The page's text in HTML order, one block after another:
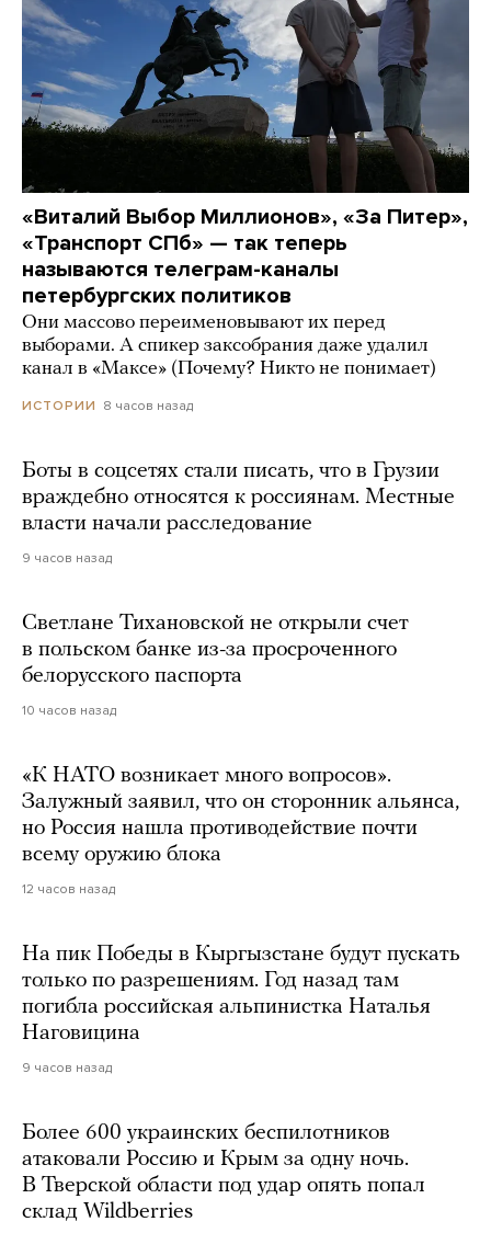
«Виталий Выбор Миллионов», «За Питер»,
«Транспорт СПб» — так теперь
называются телеграм-каналы
петербургских политиков
Они массово переименовывают их перед
выборами. А спикер заксобрания даже удалил
канал в «Максе» (Почему? Никто не понимает)
ИСТОРИИ 8 часов назад
Боты в соцсетях стали писать, что в Грузии
враждебно относятся к россиянам. Местные
власти начали расследование
9 часов назад
Светлане Тихановской не открыли счет
в польском банке из-за просроченного
белорусского паспорта
10 часов назад
«К НАТО возникает много вопросов».
Залужный заявил, что он сторонник альянса,
но Россия нашла противодействие почти
всему оружию блока
12 часов назад
На пик Победы в Кыргызстане будут пускать
только по разрешениям. Год назад там
погибла российская альпинистка Наталья
Наговицина
9 часов назад
Более 600 украинских беспилотников
атаковали Россию и Крым за одну ночь.
В Тверской области под удар опять попал
склад Wildberries